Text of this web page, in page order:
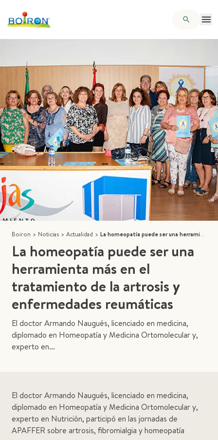
Boiron > Noticias > Actualidad > La homeopatía puede ser una herramienta más en el tratamiento de la artrosis y enfermedades reumáticas
La homeopatía puede ser una
herramienta más en el
tratamiento de la artrosis y
enfermedades reumáticas
El doctor Armando Naugués, licenciado en medicina,
diplomado en Homeopatía y Medicina Ortomolecular y,
experto en...
El doctor Armando Naugués, licenciado en medicina,
diplomado en Homeopatía y Medicina Ortomolecular y,
experto en Nutrición, participó en las jornadas de
APAFFER sobre artrosis, fibromialgia y homeopatía